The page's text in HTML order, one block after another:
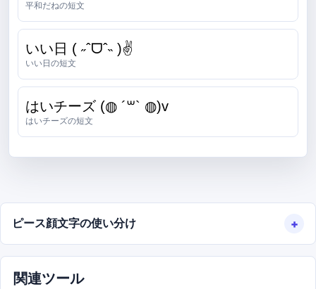
平和だねの短文
いい日 ( ˶ˆᗜˆ˵ )✌
いい日の短文
はいチーズ (◍ ´꒳` ◍)v
はいチーズの短文
ピース顔文字の使い分け
関連ツール